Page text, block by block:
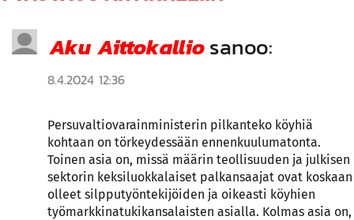
Aku Aittokalliosanoo:
8.4.2024 12:36
Persuvaltiovarainministerin pilkanteko köyhiä
kohtaan on törkeydessään ennenkuulumatonta.
Toinen asia on, missä määrin teollisuuden ja julkisen
sektorin keksiluokkalaiset palkansaajat ovat koskaan
olleet silpputyöntekijöiden ja oikeasti köyhien
työmarkkinatukikansalaisten asialla. Kolmas asia on,